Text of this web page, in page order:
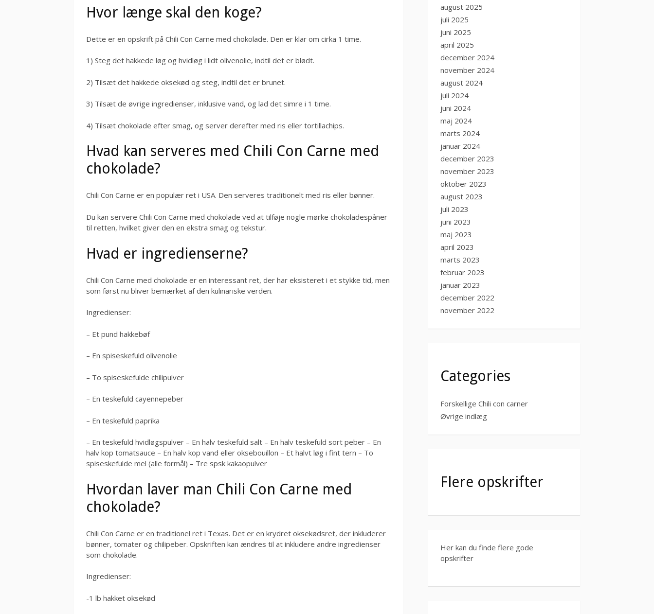
Hvor længe skal den koge?
Dette er en opskrift på Chili Con Carne med chokolade. Den er klar om cirka 1 time.
1) Steg det hakkede løg og hvidløg i lidt olivenolie, indtil det er blødt.
2) Tilsæt det hakkede oksekød og steg, indtil det er brunet.
3) Tilsæt de øvrige ingredienser, inklusive vand, og lad det simre i 1 time.
4) Tilsæt chokolade efter smag, og server derefter med ris eller tortillachips.
Hvad kan serveres med Chili Con Carne med
chokolade?
Chili Con Carne er en populær ret i USA. Den serveres traditionelt med ris eller bønner.
Du kan servere Chili Con Carne med chokolade ved at tilføje nogle mørke chokoladespåner
til retten, hvilket giver den en ekstra smag og tekstur.
Hvad er ingredienserne?
Chili Con Carne med chokolade er en interessant ret, der har eksisteret i et stykke tid, men
som først nu bliver bemærket af den kulinariske verden.
Ingredienser:
– Et pund hakkebøf
– En spiseskefuld olivenolie
– To spiseskefulde chilipulver
– En teskefuld cayennepeber
– En teskefuld paprika
– En teskefuld hvidløgspulver – En halv teskefuld salt – En halv teskefuld sort peber – En
halv kop tomatsauce – En halv kop vand eller oksebouillon – Et halvt løg i fint tern – To
spiseskefulde mel (alle formål) – Tre spsk kakaopulver
Hvordan laver man Chili Con Carne med
chokolade?
Chili Con Carne er en traditionel ret i Texas. Det er en krydret oksekødsret, der inkluderer
bønner, tomater og chilipeber. Opskriften kan ændres til at inkludere andre ingredienser
som chokolade.
Ingredienser:
-1 lb hakket oksekød
august 2025
juli 2025
juni 2025
april 2025
december 2024
november 2024
august 2024
juli 2024
juni 2024
maj 2024
marts 2024
januar 2024
december 2023
november 2023
oktober 2023
august 2023
juli 2023
juni 2023
maj 2023
april 2023
marts 2023
februar 2023
januar 2023
december 2022
november 2022
Categories
Forskellige Chili con carner
Øvrige indlæg
Flere opskrifter
Her kan du finde flere gode
opskrifter